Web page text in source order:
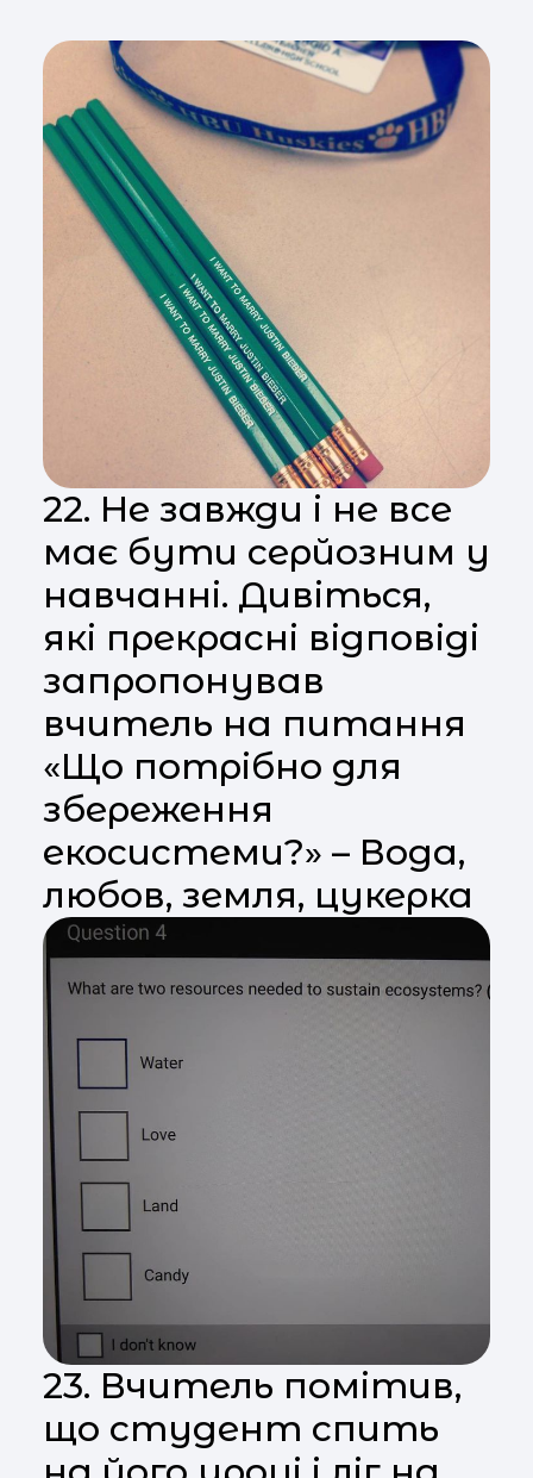
22. Не завжди і не все
має бути серйозним у
навчанні. Дивіться,
які прекрасні відповіді
запропонував
вчитель на питання
«Що потрібно для
збереження
екосистеми?» – Вода,
любов, земля, цукерка
23. Вчитель помітив,
що студент спить